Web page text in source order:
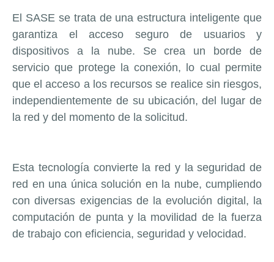
El SASE se trata de una estructura inteligente que
garantiza el acceso seguro de usuarios y
dispositivos a la nube. Se crea un borde de
servicio que protege la conexión, lo cual permite
que el acceso a los recursos se realice sin riesgos,
independientemente de su ubicación, del lugar de
la red y del momento de la solicitud.
Esta tecnología convierte la red y la seguridad de
red en una única solución en la nube, cumpliendo
con diversas exigencias de la evolución digital, la
computación de punta y la movilidad de la fuerza
de trabajo con eficiencia, seguridad y velocidad.